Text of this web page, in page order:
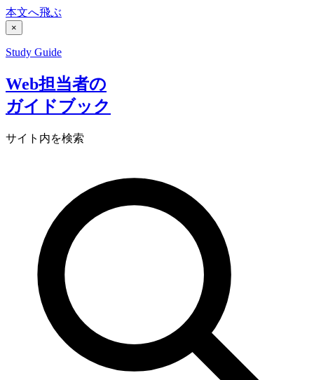
本文へ飛ぶ
×
Study Guide
Web担当者の
ガイドブック
サイト内を検索